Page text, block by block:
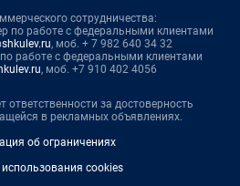
сотрудничества:
по работе с федеральными клиентами
, моб. + 7 982 640 34 32
работе с федеральными клиентами
, моб. +7 910 402 4056
ответственности за достоверность
в рекламных объявлениях.
об ограничениях
cookies